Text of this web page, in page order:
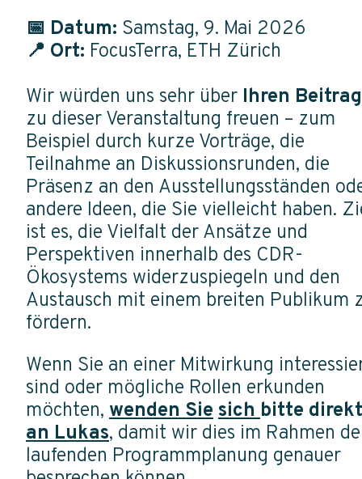
📅 Datum: Samstag, 9. Mai 2026
📍 Ort: FocusTerra, ETH Zürich
Wir würden uns sehr über Ihren Beitrag
zu dieser Veranstaltung freuen – zum
Beispiel durch kurze Vorträge, die
Teilnahme an Diskussionsrunden, die
Präsenz an den Ausstellungsständen
andere Ideen, die Sie vielleicht haben.
ist es, die Vielfalt der Ansätze und
Perspektiven innerhalb des CDR-
Ökosystems widerzuspiegeln und den
Austausch mit einem breiten Publikum
fördern.
Wenn Sie an einer Mitwirkung
sind oder mögliche Rollen erkunden
möchten, wenden Sie sichbitte direkt
an Lukas, damit wir dies im Rahmen
laufenden Programmplanung genauer